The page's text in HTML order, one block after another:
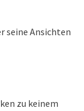
seine Ansichten
zu keinem